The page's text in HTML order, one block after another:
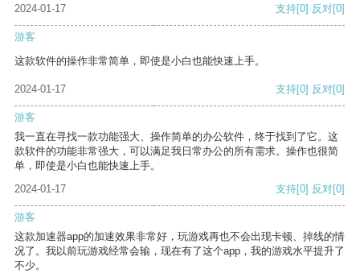
2024-01-17 支持[0] 反对[0]
游客
这款软件的操作非常简单，即使是小白也能快速上手。
2024-01-17 支持[0] 反对[0]
游客
我一直在寻找一款功能强大、操作简单的办公软件，终于找到了它。这
款软件的功能非常强大，可以满足我日常办公的所有需求。操作也很简
单，即使是小白也能快速上手。
2024-01-17
支持[0] 反对[0]
游客
这款加速器app的加速效果非常好，玩游戏再也不会出现卡顿、掉线的情
况了。我以前玩游戏经常会输，现在有了这个app，我的游戏水平提升了
不少。